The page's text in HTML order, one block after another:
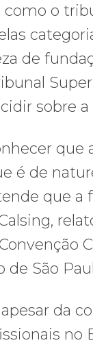
o
de
sobre
é de
que a
de São
da
no